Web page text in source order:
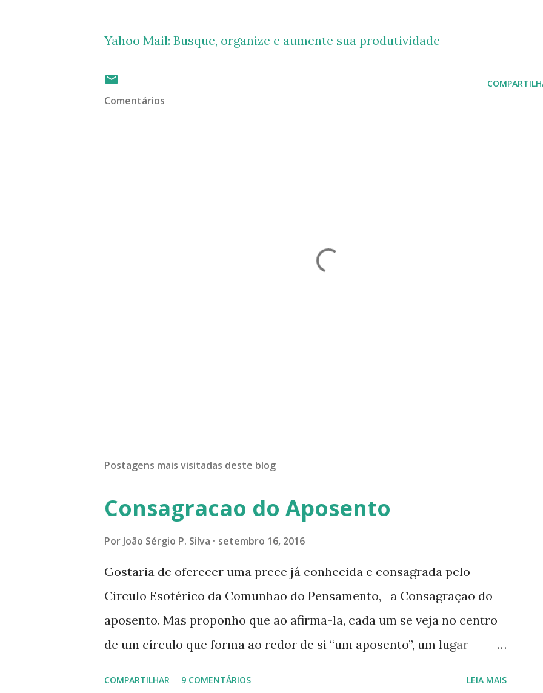
Yahoo Mail: Busque, organize e aumente sua produtividade
Comentários
Postagens mais visitadas deste blog
Consagracao do Aposento
Por João Sérgio P. Silva setembro 16, 2016
Gostaria de oferecer uma prece já conhecida e consagrada pelo
Circulo Esotérico da Comunhão do Pensamento, a Consagração do
aposento. Mas proponho que ao afirma-la, cada um se veja no centro
de um círculo que forma ao redor de si “um aposento”, um lugar
COMPARTILHAR 9 COMENTÁRIOS LEIA MAIS